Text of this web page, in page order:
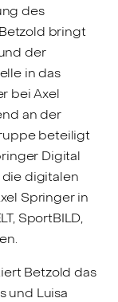
des
bringt
der
in das
bei Axel
an der
beteiligt
Digital
digitalen
Springer in
SportBILD,
Betzold das
und Luisa